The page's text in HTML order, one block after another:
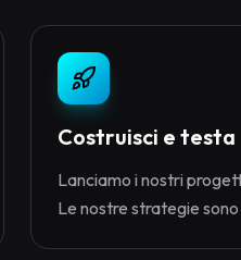
Costruisci e testa
Lanciamo i nostri
Le nostre strategie